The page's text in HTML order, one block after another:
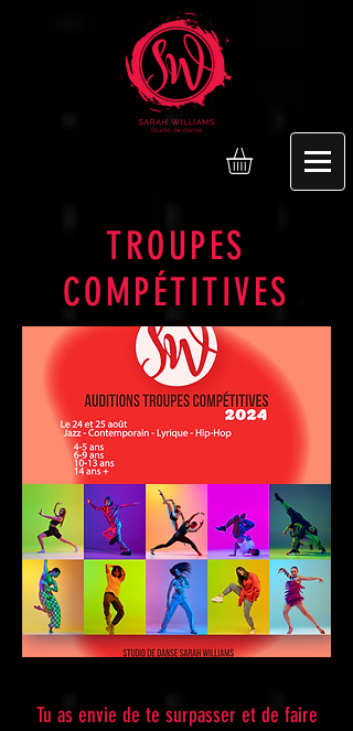
TROUPES
COMPÉTITIVES
Tu as envie de te surpasser et de faire